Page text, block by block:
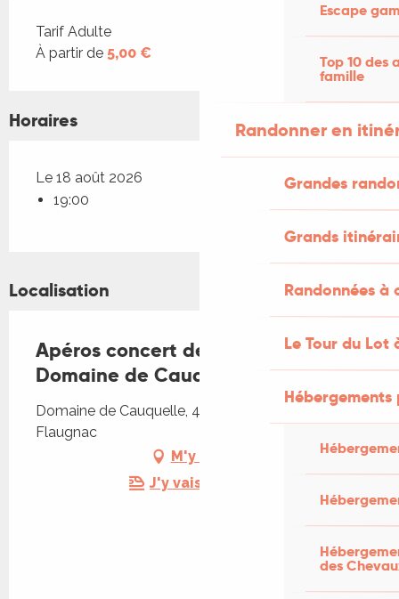
Escape
Top 10 des
famille
Randonner en
Grandes
Grands
Randonnées
Le Tour du Lot
des
Tarifs 2026
Tarif Adulte
À partir de 5,00 €
Horaires
Le 18 août 2026
19:00
Localisation
Apéros concert de l'été au
Domaine de Cauquelle
Domaine de Cauquelle, 46170 Saint-Paul-
Flaugnac
M'y rendre
J'y vais en train !